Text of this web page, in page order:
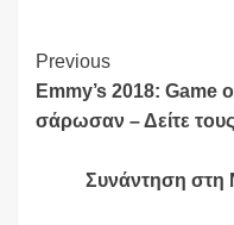
Continue
Reading
Previous
Emmy’s 2018: Game
σάρωσαν – Δείτε τους
Συνάντηση στη